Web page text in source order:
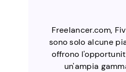
Freelancer.com,
sono solo alcune
offrono
un'ampia